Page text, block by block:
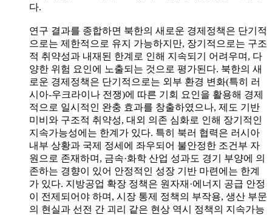
다.
연구 결과를 종합하면 북한의 새로운 경제정책은 단기적
으로는 제한적으로 유지 가능하지만, 장기적으로는 구조
적 취약성과 내재된 한계로 인해 지속되기 어려우며, 다
양한 위험 요인에 노출되는 것으로 평가된다. 북한의 새
로운 경제정책은 단기적으로는 외부 환경 변화(특히 러
시아-우크라이나 전쟁)에 따른 기회 요인을 활용해 경제
적으로 일시적인 완충 효과를 창출하였으나, 제도 기반
미비와 구조적 취약성, 대외 의존 심화로 인해 장기적인
지속가능성에는 한계가 있다. 특히 북러 협력은 러시아
내부 상황과 국제 정세에 좌우되어 불안정한 조건부 자
원으로 존재하며, 금속·화학 산업 성과도 경기 부양에 의
존하는 경향이 있어 안정적인 성장 기반 마련에는 한계
가 있다. 지방공업 확장 정책은 원자재·에너지 공급 안정
이 전제되어야 하며, 시장 통제 정책의 부작용, 생산 부문
의 현실과 선전 간 괴리 같은 현상 역시 정책의 지속가능